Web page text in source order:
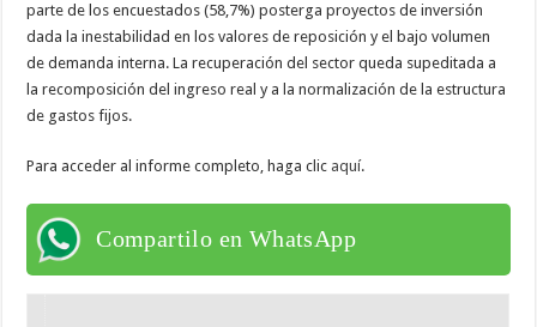
parte de los encuestados (58,7%) posterga proyectos de inversión
dada la inestabilidad en los valores de reposición y el bajo volumen
de demanda interna. La recuperación del sector queda supeditada a
la recomposición del ingreso real y a la normalización de la estructura
de gastos fijos.
Para acceder al informe completo, haga clic aquí.
Compartilo en WhatsApp